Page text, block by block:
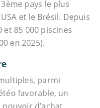
pays le plus
et le Brésil. Depuis
85 000 piscines
en 2025).
parmi
favorable, un